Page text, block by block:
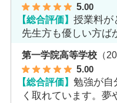
5.00
【総合評価】授業料が
先生方も優しい方ば
第一学院高等学校 （
5.00
【総合評価】勉強が自
く取れています。夢